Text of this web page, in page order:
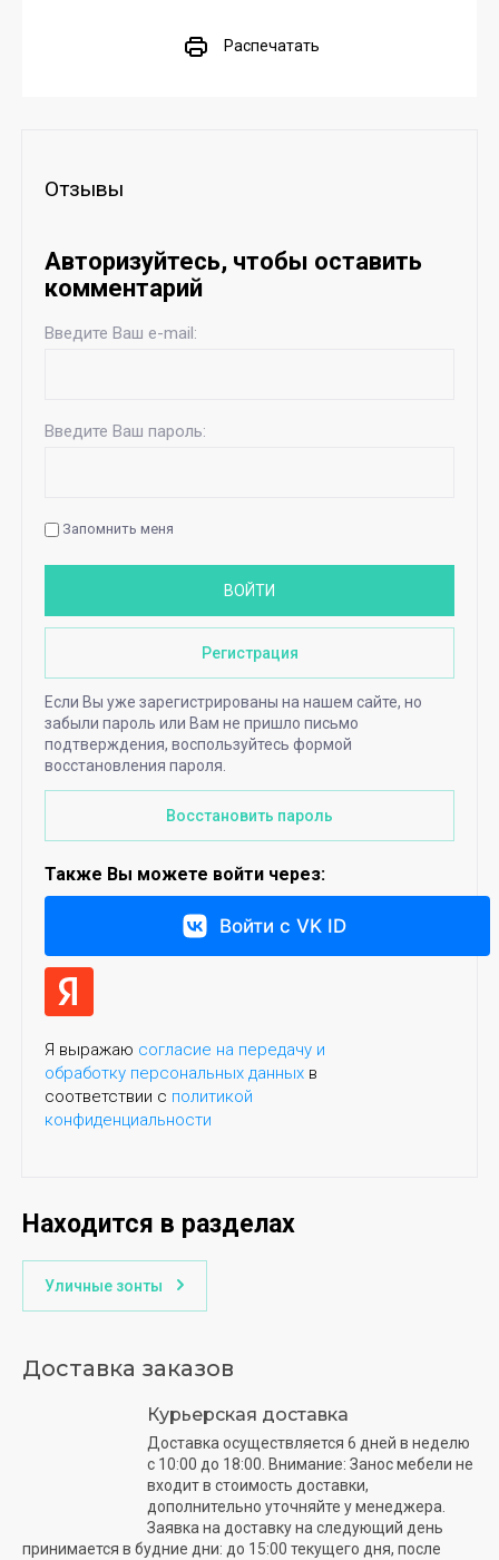
Распечатать
Отзывы
Авторизуйтесь, чтобы оставить
комментарий
Введите Ваш e-mail:
Введите Ваш пароль:
Запомнить меня
ВОЙТИ
Регистрация
Если Вы уже зарегистрированы на нашем сайте, но
забыли пароль или Вам не пришло письмо
подтверждения, воспользуйтесь формой
восстановления пароля.
Восстановить пароль
Также Вы можете войти через:
Войти с VK ID
Я выражаю согласие на передачу и
обработку персональных данных в
соответствии с политикой
конфиденциальности
Находится в разделах
Уличные зонты
Доставка заказов
Курьерская доставка
Доставка осуществляется 6 дней в неделю
с 10:00 до 18:00. Внимание: Занос мебели не
входит в стоимость доставки,
дополнительно уточняйте у менеджера.
Заявка на доставку на следующий день
принимается в будние дни: до 15:00 текущего дня, после